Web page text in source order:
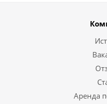
Аренда